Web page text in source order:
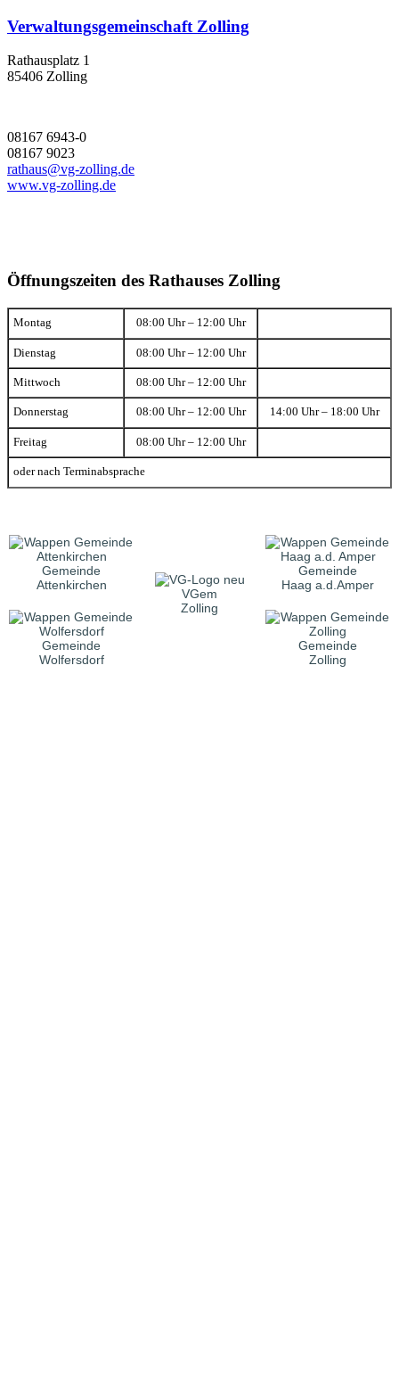
Verwaltungsgemeinschaft Zolling
Rathausplatz 1
85406 Zolling
08167 6943-0
08167 9023
rathaus@vg-zolling.de
www.vg-zolling.de
Öffnungszeiten des Rathauses Zolling
Montag 08:00 Uhr – 12:00 Uhr
Dienstag 08:00 Uhr – 12:00 Uhr
Mittwoch 08:00 Uhr – 12:00 Uhr
Donnerstag 08:00 Uhr – 12:00 Uhr 14:00 Uhr – 18:00 Uhr
Freitag 08:00 Uhr – 12:00 Uhr
oder nach Terminabsprache
Gemeinde
Attenkirchen
VGem
Zolling
Gemeinde
Haag a.d.Amper
Gemeinde
Wolfersdorf
Gemeinde
Zolling